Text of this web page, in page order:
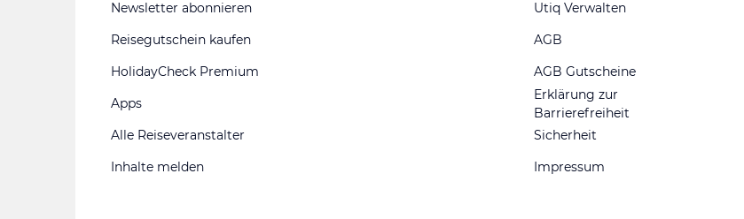
Newsletter abonnieren
Reisegutschein kaufen
HolidayCheck Premium
Apps
Alle Reiseveranstalter
Inhalte melden
Utiq Verwalten
AGB
AGB Gutscheine
Erklärung zur
Barrierefreiheit
Sicherheit
Impressum